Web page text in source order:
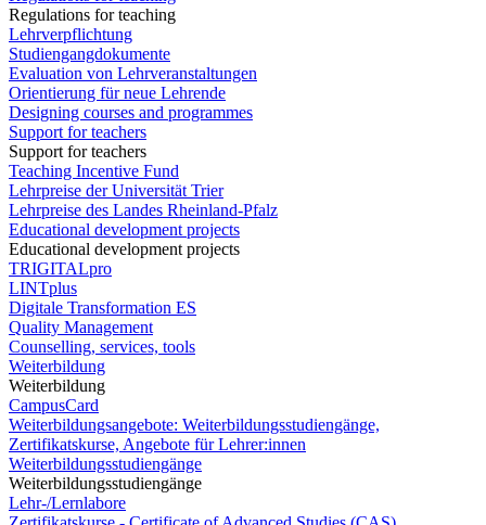
Regulations for teaching
Lehrverpflichtung
Studiengangdokumente
Evaluation von Lehrveranstaltungen
Orientierung für neue Lehrende
Designing courses and programmes
Support for teachers
Support for teachers
Teaching Incentive Fund
Lehrpreise der Universität Trier
Lehrpreise des Landes Rheinland-Pfalz
Educational development projects
Educational development projects
TRIGITALpro
LINTplus
Digitale Transformation ES
Quality Management
Counselling, services, tools
Weiterbildung
Weiterbildung
CampusCard
Weiterbildungsangebote: Weiterbildungsstudiengänge,
Zertifikatskurse, Angebote für Lehrer:innen
Weiterbildungsstudiengänge
Weiterbildungsstudiengänge
Lehr-/Lernlabore